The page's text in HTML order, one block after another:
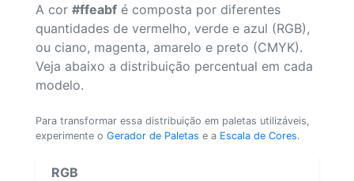
A cor #ffeabf é composta por diferentes
quantidades de vermelho, verde e azul (RGB),
ou ciano, magenta, amarelo e preto (CMYK).
Veja abaixo a distribuição percentual em cada
modelo.
Para transformar essa distribuição em paletas utilizáveis,
experimente o Gerador de Paletas e a Escala de Cores.
RGB